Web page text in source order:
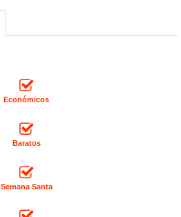
Económicos
Baratos
Semana Santa